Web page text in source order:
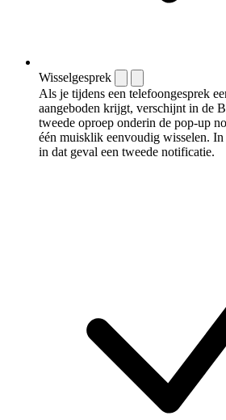
Wisselgesprek
Als je tijdens een telefoongesprek
aangeboden krijgt, verschijnt in de
tweede oproep onderin de pop-up
één muisklik eenvoudig wisselen.
in dat geval een tweede notificatie.